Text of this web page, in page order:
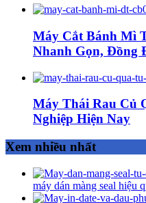
Máy Cắt Bánh Mì
Nhanh Gọn, Đồng
Máy Thái Rau Củ
Nghiệp Hiện Nay
Xem nhiều nhất
máy dán màng seal hiệu